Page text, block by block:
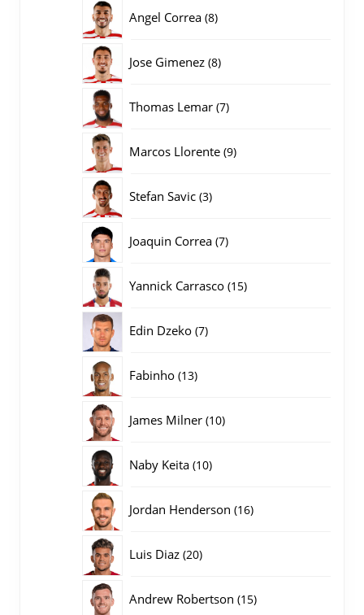
Angel Correa 88
Jose Gimenez 88
Thomas Lemar 77
Marcos Llorente 99
Stefan Savic 33
Joaquin Correa 77
Yannick Carrasco 1515
Edin Dzeko 77
Fabinho 1313
James Milner 1010
Naby Keita 1010
Jordan Henderson 1616
Luis Diaz 2020
Andrew Robertson 1515